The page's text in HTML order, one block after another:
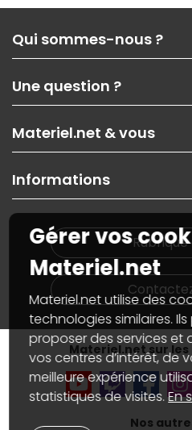
Qui sommes-nous ?
Nos services
Les magasins Materiel.net
Nos solutions pour les pros
Contactez-nous
Une question ?
Paiement, livraison
Garanties,Pack Zen
SAV, demander un retour
Informations
Materiel.net & vous
On rachète votre carte
PC sur mesure : Votre RDV
Notre démarche écologique
Materiel.net recrute
Notre programme d'affiliation
Partenariat & Sponsoring
Informations
Plan du site
Nos marques
Conditions générales de vente
Marketplace
Informations légales
Données personnelles et
Gérer vos cookies
Accessibilité : non conforme
Rubrique
Materiel.net sur les
Nos
Gérer vos
Materiel.net
Materiel.net utilise des
technologies similaires.
proposer des services et
vos centres d’intérêt, de
meilleure expérience
statistiques de visites.En